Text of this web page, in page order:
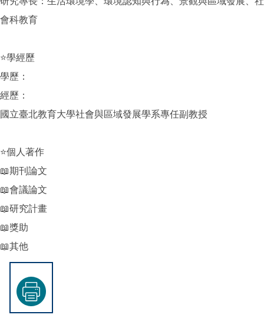
會科教育
⭐學經歷
學歷：
經歷：
國立臺北教育大學社會與區域發展學系專任副教授
⭐個人著作
📖期刊論文
📖會議論文
📖研究計畫
📖獎助
📖其他